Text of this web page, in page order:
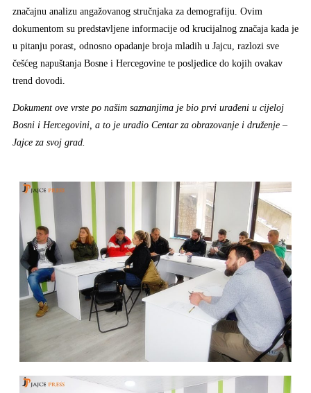
značajnu analizu angažovanog stručnjaka za demografiju. Ovim
dokumentom su predstavljene informacije od krucijalnog značaja kada je
u pitanju porast, odnosno opadanje broja mladih u Jajcu, razlozi sve
češćeg napuštanja Bosne i Hercegovine te posljedice do kojih ovakav
trend dovodi.
Dokument ove vrste po našim saznanjima je bio prvi urađeni u cijeloj
Bosni i Hercegovini, a to je uradio Centar za obrazovanje i druženje –
Jajce za svoj grad.